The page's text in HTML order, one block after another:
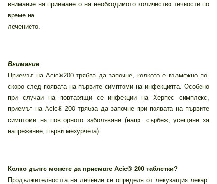
внимание на приемането на необходимото количество течности по
време на
лечението.
Внимание
Приемът на Асic®200 трябва да започне, колкото е възможно по-
скоро след появата на първите симптоми на инфекцията. Особено
при случаи на повтарящи се инфекции на Херпес симплекс,
приемът на Acic® 200 трябва да започне при появата на първите
симптоми на повторното заболяване (напр. сърбеж, усещане за
напрежение, първи мехурчета).
Колко дълго можете да приемате Acic® 200 таблетки?
Продължителността на лечение се определя от лекуващия лекар.